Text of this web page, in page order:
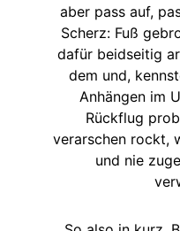
aber pass auf,
Scherz: Fuß
dafür beidseitig
dem und,
Anhängen im
Rückflug
verarschen rockt,
und nie